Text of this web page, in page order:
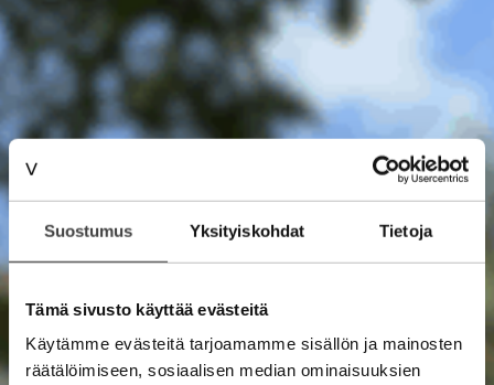
Suostumus Yksityiskohdat Tietoja
Tämä sivusto käyttää evästeitä
Käytämme evästeitä tarjoamamme sisällön ja mainosten
räätälöimiseen, sosiaalisen median ominaisuuksien